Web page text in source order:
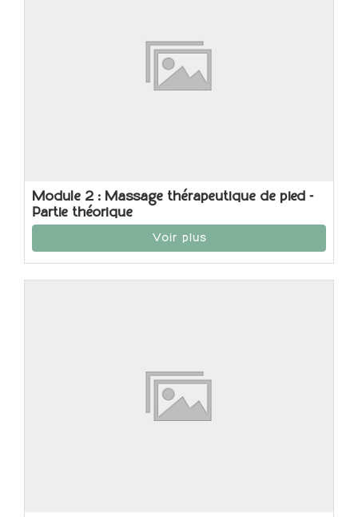
Module 2 : Massage thérapeutique de pied -
Partie théorique
Voir plus